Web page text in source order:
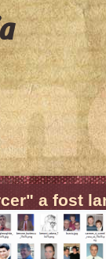
a fost